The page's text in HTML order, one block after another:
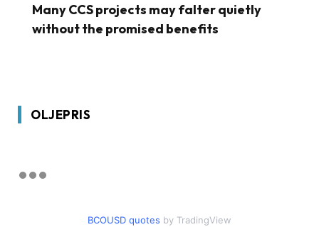
Many CCS projects may falter quietly
without the promised benefits
OLJEPRIS
BCOUSD quotes by TradingView